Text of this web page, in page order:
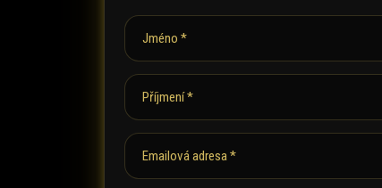
Jméno *
Příjmení *
Emailová adresa *